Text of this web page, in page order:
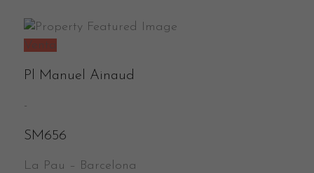
Venta
Pl Manuel Ainaud
-
SM656
La Pau – Barcelona